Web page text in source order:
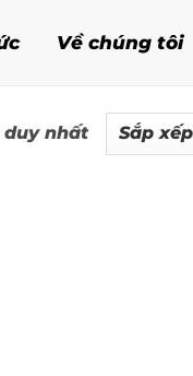
Về chúng tôi
nhất